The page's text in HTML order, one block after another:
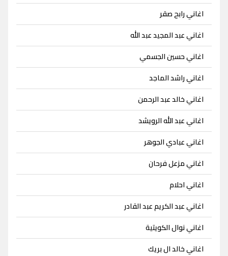
اغاني رابح صقر
اغاني عبد المجيد عبد الله
اغاني حسين الجسمي
اغاني راشد الماجد
اغاني خالد عبد الرحمن
اغاني عبد الله الرويشد
اغاني عبادي الجوهر
اغاني مزعل فرحان
اغاني احلام
اغاني عبد الكريم عبد القادر
اغاني نوال الكويتية
اغاني خالد ال بريك